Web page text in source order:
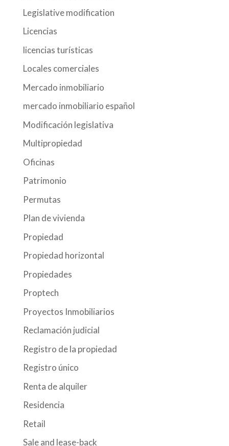
Legislative modification
Licencias
licencias turísticas
Locales comerciales
Mercado inmobiliario
mercado inmobiliario español
Modificación legislativa
Multipropiedad
Oficinas
Patrimonio
Permutas
Plan de vivienda
Propiedad
Propiedad horizontal
Propiedades
Proptech
Proyectos Inmobiliarios
Reclamación judicial
Registro de la propiedad
Registro único
Renta de alquiler
Residencia
Retail
Sale and lease-back